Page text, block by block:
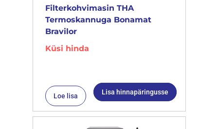
Filterkohvimasin THA
Termoskannuga Bonamat
Bravilor
Küsi hinda
Loe lisa Lisa hinnapäringusse